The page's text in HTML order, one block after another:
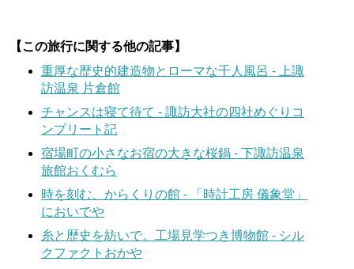
【この旅行に関する他の記事】
重厚な歴史的建造物とローマな千人風呂 - 上諏
訪温泉 片倉館
チャンスは寝て待て - 諏訪大社の四社めぐりコ
ンプリート記
宿場町の小さなお宿の大きな桜鍋 - 下諏訪温泉
旅館おくむら
時を刻む、からくりの館 - 「時計工房 儀象堂」
においでや
糸と歴史を紡いで。工場見学つき博物館 - シル
クファクトおかや